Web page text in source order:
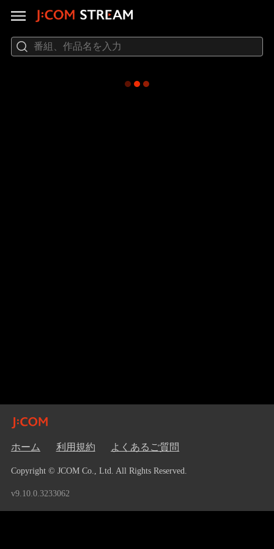
ホーム 利用規約 よくあるご質問
Copyright © JCOM Co., Ltd. All Rights Reserved.
v9.10.0.3233062